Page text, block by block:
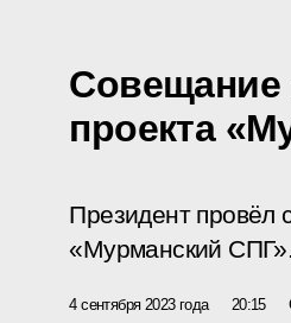
Совещание
проекта
Президент провёл
«Мурманский СПГ».
4 сентября 2023 года 20:15